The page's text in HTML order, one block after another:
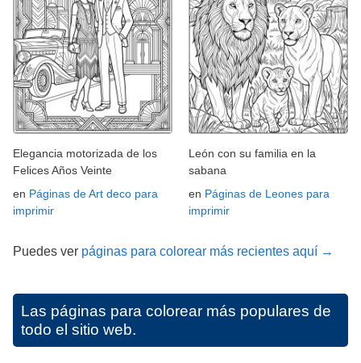
Elegancia motorizada de los
Felices Años Veinte
en Páginas de Art deco para
imprimir
León con su familia en la
sabana
en Páginas de Leones para
imprimir
Puedes ver páginas para colorear más recientes aquí →
Las páginas para colorear más populares de
todo el sitio web.